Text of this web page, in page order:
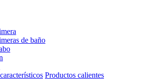
de baño
Productos calientes